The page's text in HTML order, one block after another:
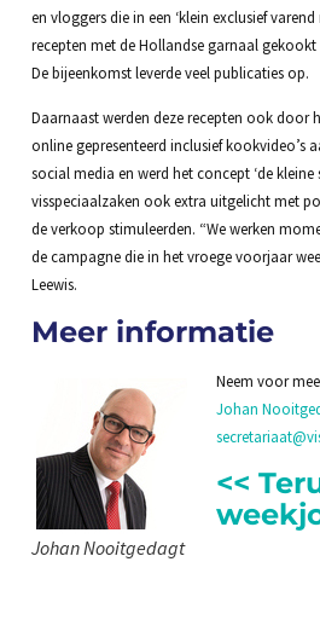
en vloggers die in een ‘klein exclusief
recepten met de Hollandse garnaal
De bijeenkomst leverde veel publicaties op.
Daarnaast werden deze recepten ook door
online gepresenteerd inclusief kookvideo’s
social media en werd het concept ‘de kleine
visspeciaalzaken ook extra uitgelicht met
de verkoop stimuleerden. “We werken
de campagne die in het vroege voorjaar
Leewis.
Meer informatie
Johan Nooitgedagt
Neem voor
Johan
<<